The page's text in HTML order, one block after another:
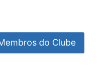
do Clube